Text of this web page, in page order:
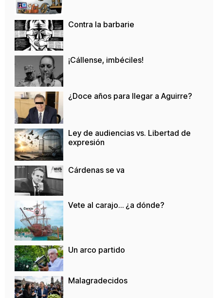
Contra la barbarie
¡Cállense, imbéciles!
¿Doce años para llegar a Aguirre?
Ley de audiencias vs. Libertad de
expresión
Cárdenas se va
Vete al carajo… ¿a dónde?
Un arco partido
Malagradecidos